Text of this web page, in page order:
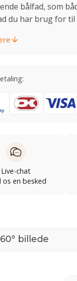
bålfad, som
du har brug for
Live-chat
os en besked
billede